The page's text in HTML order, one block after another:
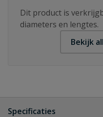
Dit product is
diameters en lengtes.
Bekijk
Specificaties